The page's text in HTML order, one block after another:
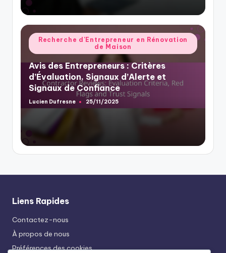
Posted
in
Recherche d'Entrepreneur en Rénovation
de Maison
Avis des Entrepreneurs : Critères
d’Évaluation, Signaux d’Alerte et
Signaux de Confiance
Posted
by
Lucien Dufresne 25/11/2025
Liens Rapides
Contactez-nous
À propos de nous
Préférences des cookies